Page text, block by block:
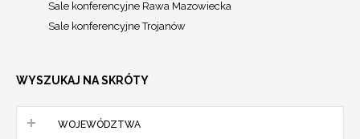
Sale konferencyjne Rawa Mazowiecka
Sale konferencyjne Trojanów
WYSZUKAJ NA SKRÓTY
WOJEWÓDZTWA